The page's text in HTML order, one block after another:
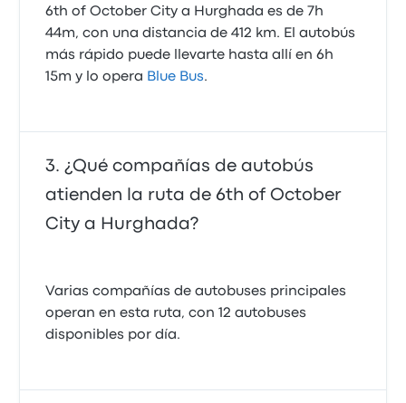
6th of October City a Hurghada es de 7h
44m, con una distancia de 412 km. El autobús
más rápido puede llevarte hasta allí en 6h
15m y lo opera Blue Bus.
¿Qué compañías de autobús
atienden la ruta de 6th of October
City a Hurghada?
Varias compañías de autobuses principales
operan en esta ruta, con 12 autobuses
disponibles por día.